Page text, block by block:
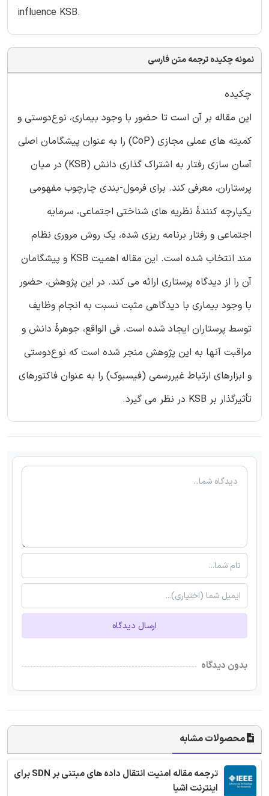
influence KSB.
نمونه چکیده ترجمه متن فارسی
چکیده
این مقاله بر آن است تا حضور با وجود بیماری، نوع‌دوستی و
کمیته های عملی مجازی (CoP) را به عنوان پیشگامان اصلی
آسان سازی رفتار به اشتراک گذاری دانش (KSB) در میان
پرستاران، معرفی کند. برای فرمول-بندی چارچوب مفهومی
یکپارچه کنندۀ نظریه های شناختی اجتماعی، سرمایه
اجتماعی و رفتار برنامه ریزی شده، یک روش مروری نظام
مند انتخاب شده است. این مقاله اهمیت KSB و پیشگامان
آن را از دیدگاه پرستاری ارائه می کند. در این پژوهش، حضور
با وجود بیماری با دیدگاهی مثبت نسبت به انجام وظایف
توسط پرستاران ایجاد شده است. فی الواقع، جوهرۀ دانش و
مراقبت آنها به این پژوهش منجر شده است که نوع‌دوستی
و ابزارهای ارتباط غیررسمی (فیسبوک) را به عنوان فاکتورهای
تأثیرگذار بر KSB در نظر می گیرد.
ارسال دیدگاه
بدون دیدگاه
محصولات مشابه
ترجمه مقاله امنیت انتقال داده های مبتنی بر SDN برای
اینترنت اشیا